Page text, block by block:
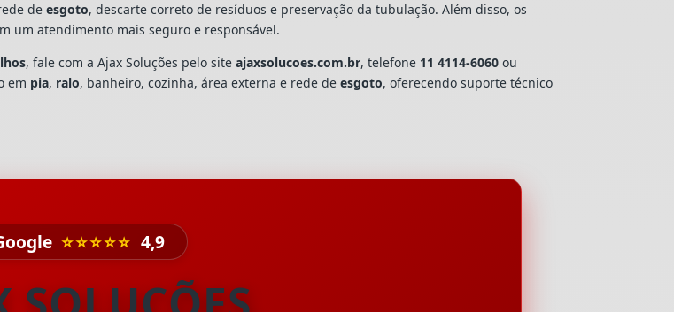
deesgoto, descarte correto de resíduos e preservação da tubulação. Além disso, os
um atendimento mais seguro e responsável.
, fale com a Ajax Soluções pelo siteajaxsolucoes.com.br, telefone 11 4114-6060 ou
em pia, ralo, banheiro, cozinha, área externa e rede deesgoto, oferecendo suporte técnico
⭐⭐⭐⭐⭐ 4,9